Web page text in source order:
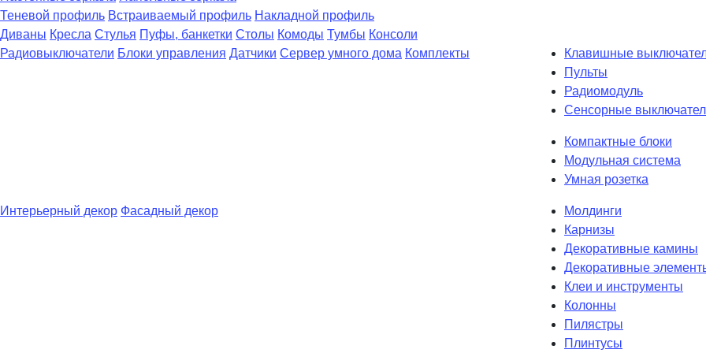
Теневой профиль Встраиваемый профиль Накладной профиль
Диваны Кресла Стулья Пуфы, банкетки Столы Комоды Тумбы Консоли
Радиовыключатели Блоки управления Датчики Сервер умного дома Комплекты
Клавишные
Пульты
Радиомодуль
Сенсорные
Компактные блоки
Модульная система
Умная розетка
Интерьерный декор Фасадный декор
Молдинги
Карнизы
Декоративные камины
Декоративные
Клеи и инструменты
Колонны
Пилястры
Плинтусы